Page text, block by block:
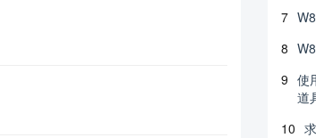
7
8
9 使
道
10